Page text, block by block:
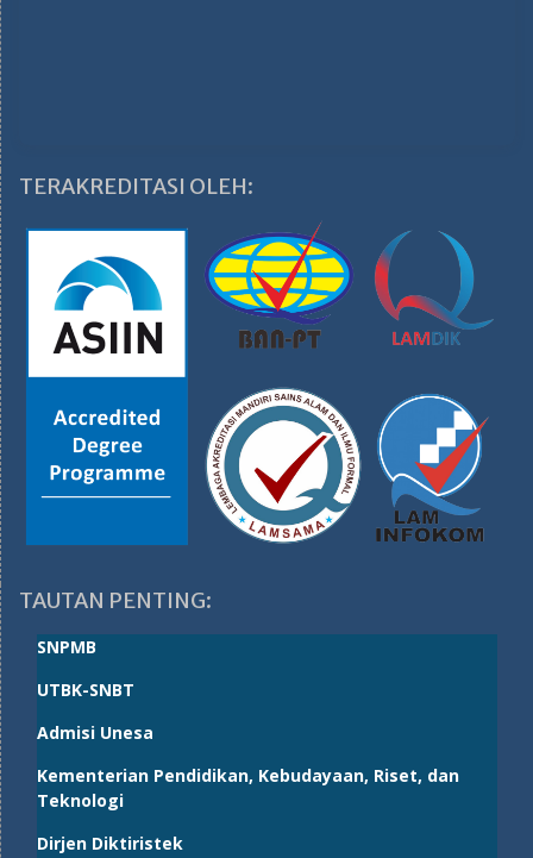
TERAKREDITASI OLEH:
TAUTAN PENTING:
SNPMB
UTBK-SNBT
Admisi Unesa
Kementerian Pendidikan, Kebudayaan, Riset, dan
Teknologi
Dirjen Diktiristek